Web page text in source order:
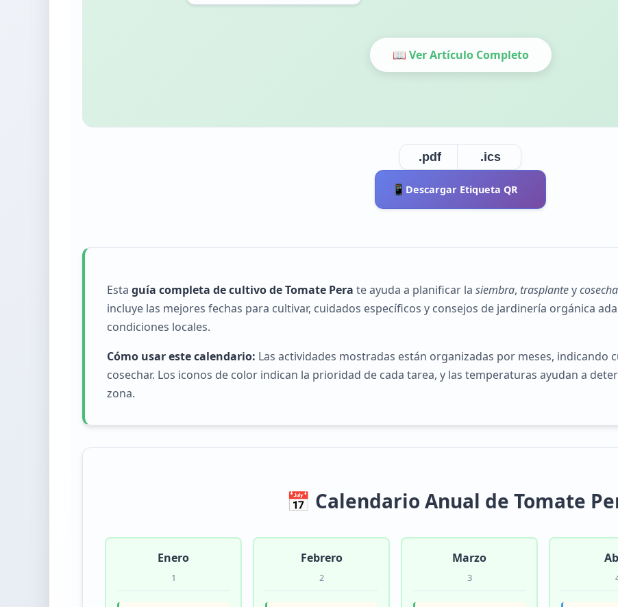
📖 Ver Artículo Completo
.pdf .ics
📱 Descargar Etiqueta QR
Esta guía completa de cultivo de Tomate Pera te ayuda a planificar la siembra, trasplanteycosecha
incluye las mejores fechas para cultivar, cuidados específicos y consejos de jardinería orgánica
condiciones locales.
Cómo usar este calendario: Las actividades mostradas están organizadas por meses, indicando
cosechar. Los iconos de color indican la prioridad de cada tarea, y las temperaturas ayudan a
zona.
📅 Calendario Anual de Tomate
Enero
1
Febrero
2
Marzo
3